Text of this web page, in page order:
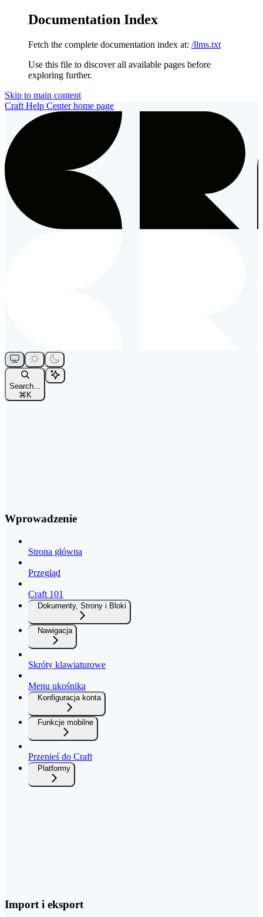
Documentation Index
Fetch the complete documentation index at: /llms.txt
Use this file to discover all available pages before
exploring further.
Skip to main content
Craft Help Centerhome page
Search...
⌘ K
Wprowadzenie
Strona główna
Przegląd
Craft 101
Dokumenty, Strony i Bloki
Nawigacja
Skróty klawiaturowe
Menu ukośnika
Konfiguracja konta
Funkcje mobilne
Przenieś do Craft
Platformy
Import i eksport